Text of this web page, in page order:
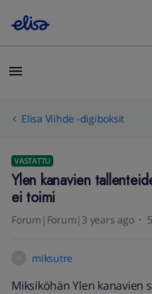
Elisa Viihde -digiboksit
VASTATTU
Ylen kanavien
ei toimi
Forum|Forum|3 years ago
miksutre
Miksiköhän Ylen kanavien